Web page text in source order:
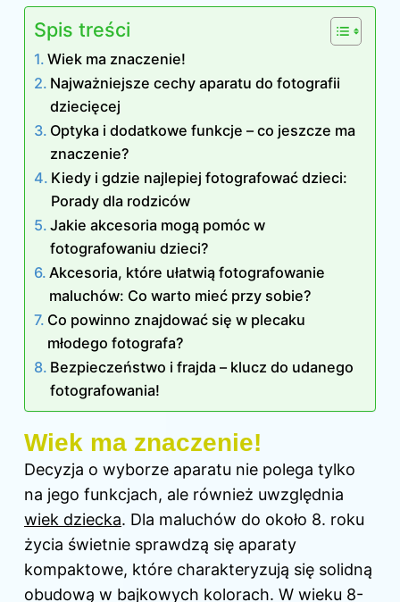
Spis treści
Wiek ma znaczenie!
Najważniejsze cechy aparatu do fotografii
dziecięcej
Optyka i dodatkowe funkcje – co jeszcze ma
znaczenie?
Kiedy i gdzie najlepiej fotografować dzieci:
Porady dla rodziców
Jakie akcesoria mogą pomóc w
fotografowaniu dzieci?
Akcesoria, które ułatwią fotografowanie
maluchów: Co warto mieć przy sobie?
Co powinno znajdować się w plecaku
młodego fotografa?
Bezpieczeństwo i frajda – klucz do udanego
fotografowania!
Wiek ma znaczenie!
Decyzja o wyborze aparatu nie polega tylko
na jego funkcjach, ale również uwzględnia
wiek dziecka. Dla maluchów do około 8. roku
życia świetnie sprawdzą się aparaty
kompaktowe, które charakteryzują się solidną
obudową w bajkowych kolorach. W wieku 8-